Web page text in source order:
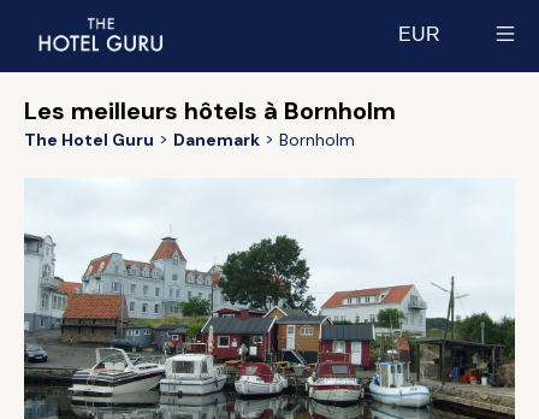
EUR
Les meilleurs hôtels à Bornholm
The Hotel Guru Danemark Bornholm